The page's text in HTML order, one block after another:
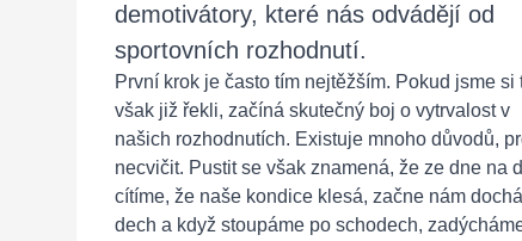
demotivátory, které nás odvádějí od
sportovních rozhodnutí.
První krok je často tím nejtěžším. Pokud jsme si
však již řekli, začíná skutečný boj o vytrvalost v
našich rozhodnutích. Existuje mnoho důvodů,
necvičit. Pustit se však znamená, že ze dne na
cítíme, že naše kondice klesá, začne nám
dech a když stoupáme po schodech,